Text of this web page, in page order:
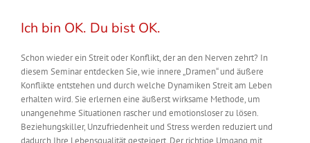
Ich bin OK. Du bist OK.
Schon wieder ein Streit oder Konflikt, der an den Nerven zehrt? In
diesem Seminar entdecken Sie, wie innere „Dramen“ und äußere
Konflikte entstehen und durch welche Dynamiken Streit am Leben
erhalten wird. Sie erlernen eine äußerst wirksame Methode, um
unangenehme Situationen rascher und emotionsloser zu lösen.
Beziehungskiller, Unzufriedenheit und Stress werden reduziert und
dadurch Ihre Lebensqualität gesteigert. Der richtige Umgang mit